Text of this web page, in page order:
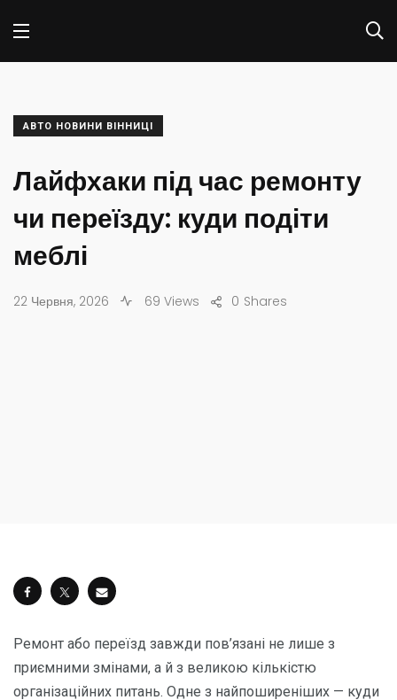
АВТО НОВИНИ ВІННИЦІ
Лайфхаки під час ремонту
чи переїзду: куди подіти
меблі
22 Червня, 2026 69 Views Shares
0
Ремонт або переїзд завжди пов’язані не лише з
приємними змінами, а й з великою кількістю
організаційних питань. Одне з найпоширеніших — куди